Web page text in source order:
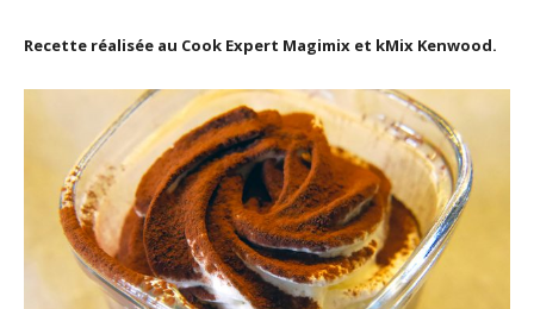
Recette réalisée au Cook Expert Magimix et kMix Kenwood.